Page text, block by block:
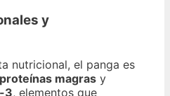
y
nutricional, el panga es
proteínas magras y
3, elementos que